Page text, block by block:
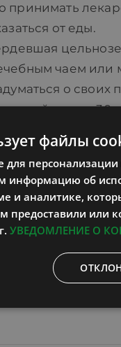
от еды.
чаем или
о
глоток 30
овощной
большие
много
или
голодание
для
файлы
информацию об
и аналитике,
или
УВЕДОМЛЕНИЕ О